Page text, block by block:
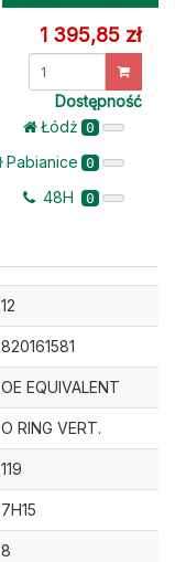
1 395,85 zł
Dostępność
Łódż 0
Pabianice 0
48H 0
12
820161581
OE EQUIVALENT
O RING VERT.
119
7H15
8